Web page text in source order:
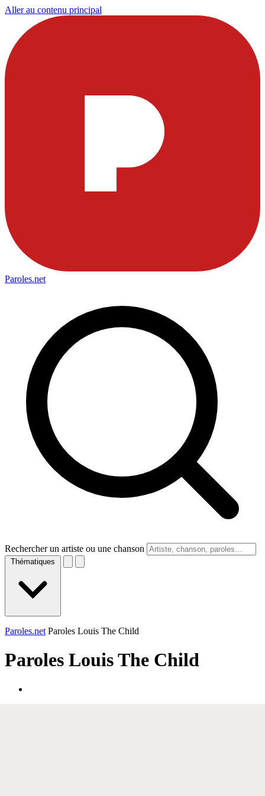
Aller au contenu principal
Paroles.net
Rechercher un artiste ou une chanson
Thématiques
Paroles.net Paroles Louis The Child
Paroles Louis The Child